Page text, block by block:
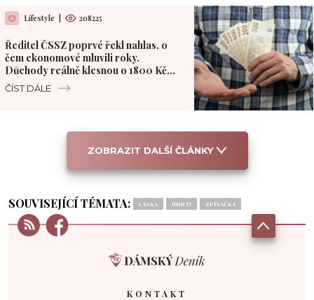
Lifestyle 208225
Ředitel ČSSZ poprvé řekl nahlas, o
čem ekonomové mluvili roky.
Důchody reálně klesnou o 1800 Kč
měsíčně
ČÍST DÁLE
ZOBRAZIT DALŠÍ ČLÁNKY
SOUVISEJÍCÍ TÉMATA: LÁSKA ÚMRTÍ ZPĚVAČKA
KONTAKT